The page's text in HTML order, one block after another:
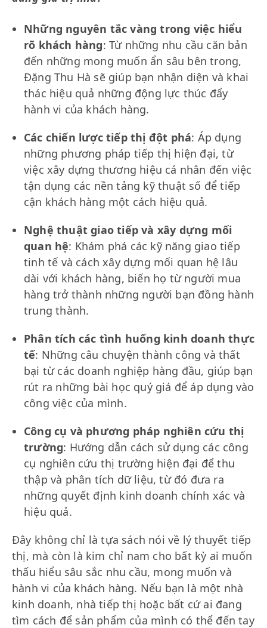
Những nguyên tắc vàng trong việc hiểu
rõ khách hàng: Từ những nhu cầu căn bản
đến những mong muốn ẩn sâu bên trong,
Đặng Thu Hà sẽ giúp bạn nhận diện và khai
thác hiệu quả những động lực thúc đẩy
hành vi của khách hàng.
Các chiến lược tiếp thị đột phá: Áp dụng
những phương pháp tiếp thị hiện đại, từ
việc xây dựng thương hiệu cá nhân đến việc
tận dụng các nền tảng kỹ thuật số để tiếp
cận khách hàng một cách hiệu quả.
Nghệ thuật giao tiếp và xây dựng mối
quan hệ: Khám phá các kỹ năng giao tiếp
tinh tế và cách xây dựng mối quan hệ lâu
dài với khách hàng, biến họ từ người mua
hàng trở thành những người bạn đồng hành
trung thành.
Phân tích các tình huống kinh doanh thực
tế: Những câu chuyện thành công và thất
bại từ các doanh nghiệp hàng đầu, giúp bạn
rút ra những bài học quý giá để áp dụng vào
công việc của mình.
Công cụ và phương pháp nghiên cứu thị
trường: Hướng dẫn cách sử dụng các công
cụ nghiên cứu thị trường hiện đại để thu
thập và phân tích dữ liệu, từ đó đưa ra
những quyết định kinh doanh chính xác và
hiệu quả.
Đây không chỉ là tựa sách nói về lý thuyết tiếp
thị, mà còn là kim chỉ nam cho bất kỳ ai muốn
thấu hiểu sâu sắc nhu cầu, mong muốn và
hành vi của khách hàng. Nếu bạn là một nhà
kinh doanh, nhà tiếp thị hoặc bất cứ ai đang
tìm cách để sản phẩm của mình có thể đến tay